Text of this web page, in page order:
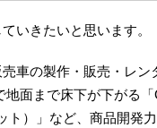
いきたいと思います。
車の製作・販売・レン
面まで床下が下がる「
ト）」など、商品開発